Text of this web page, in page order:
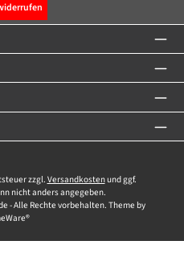
zzgl. Versandkostenund ggf.
nicht anders angegeben.
- Alle Rechte vorbehalten. Theme by